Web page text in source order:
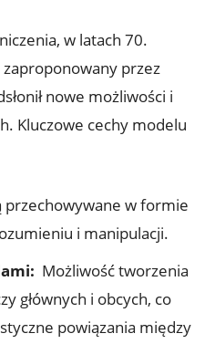
⁤w⁢ latach ⁤70.
przez
nowe możliwości i
⁣Kluczowe cechy ​modelu
przechowywane‍ w‌ formie
​i manipulacji.
​ Możliwość tworzenia
głównych ‍i obcych, co
powiązania‌ między